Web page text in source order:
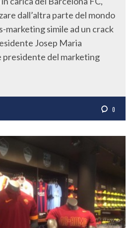
dall’altra parte del mondo
marketing simile ad un crack
Josep Maria
presidente del marketing
0